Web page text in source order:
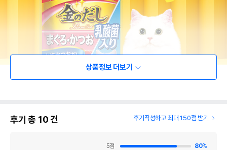
상품정보 더보기
후기 총 10건 후기작성하고 최대 150점 받기
5점 80%